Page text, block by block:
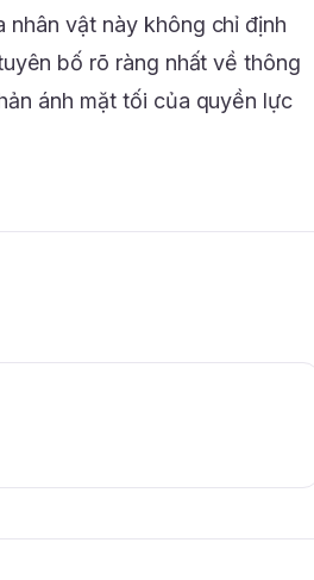
vật này không chỉ định
bố rõ ràng nhất về thông
ánh mặt tối của quyền lực